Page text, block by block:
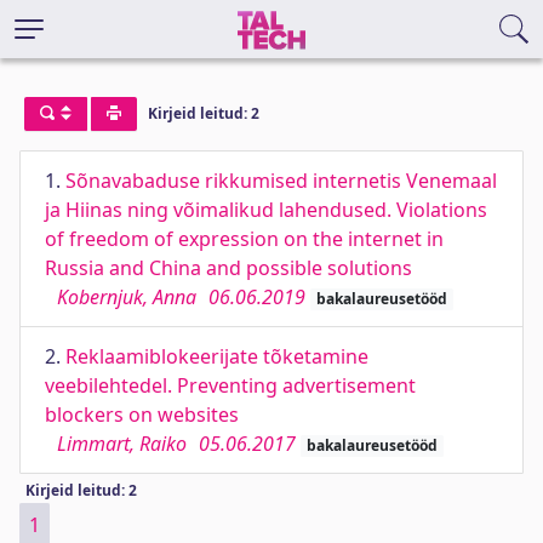
Kirjeid leitud: 2
1. Sõnavabaduse rikkumised internetis Venemaal
ja Hiinas ning võimalikud lahendused. Violations
of freedom of expression on the internet in
Russia and China and possible solutions
Kobernjuk, Anna 06.06.2019 bakalaureusetööd
2. Reklaamiblokeerijate tõketamine
veebilehtedel. Preventing advertisement
blockers on websites
Limmart, Raiko 05.06.2017 bakalaureusetööd
Kirjeid leitud: 2
1